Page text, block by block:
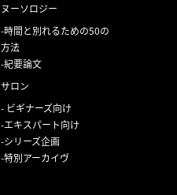
ヌーソロジー
時間と別れるための50の
方法
紀要論文
サロン
ビギナーズ向け
エキスパート向け
シリーズ企画
特別アーカイヴ